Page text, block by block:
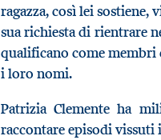
ragazza, così lei sostiene,
sua richiesta di rientrare
qualificano come membri
i loro nomi.
Patrizia Clemente ha
raccontare episodi vissuti